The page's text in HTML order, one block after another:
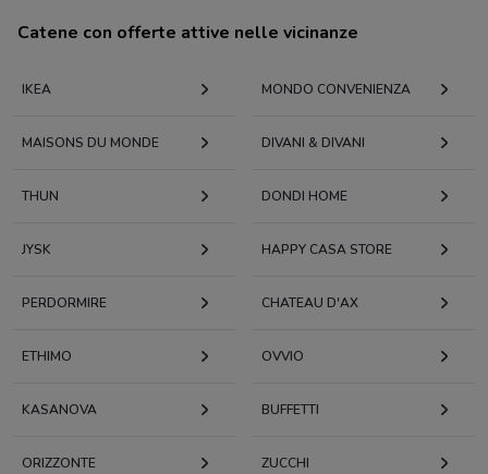
Catene con offerte attive nelle vicinanze
IKEA MONDO CONVENIENZA
MAISONS DU MONDE DIVANI & DIVANI
THUN DONDI HOME
JYSK HAPPY CASA STORE
PERDORMIRE CHATEAU D'AX
ETHIMO OVVIO
KASANOVA BUFFETTI
ORIZZONTE ZUCCHI